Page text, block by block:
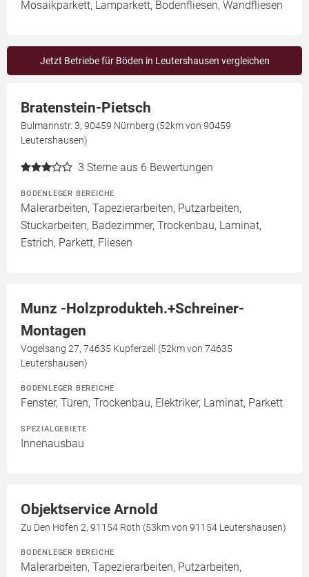
Mosaikparkett, Lamparkett, Bodenfliesen, Wandfliesen
Jetzt Betriebe für Böden in Leutershausen vergleichen
Bratenstein-Pietsch
Bulmannstr. 3, 90459 Nürnberg (52km von 90459
Leutershausen)
3 Sterne aus 6 Bewertungen
BODENLEGER BEREICHE
Malerarbeiten, Tapezierarbeiten, Putzarbeiten,
Stuckarbeiten, Badezimmer, Trockenbau, Laminat,
Estrich, Parkett, Fliesen
Munz -Holzprodukteh.+Schreiner-
Montagen
Vogelsang 27, 74635 Kupferzell (52km von 74635
Leutershausen)
BODENLEGER BEREICHE
Fenster, Türen, Trockenbau, Elektriker, Laminat, Parkett
SPEZIALGEBIETE
Innenausbau
Objektservice Arnold
Zu Den Höfen 2, 91154 Roth (53km von 91154 Leutershausen)
BODENLEGER BEREICHE
Malerarbeiten, Tapezierarbeiten, Putzarbeiten,